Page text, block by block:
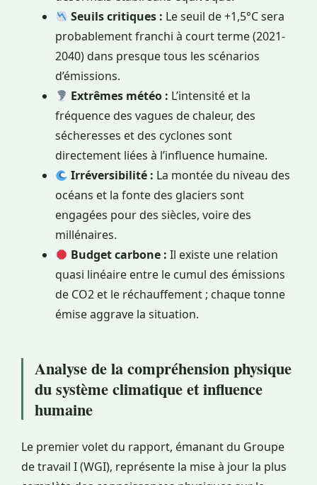
Seuils critiques : Le seuil de +1,5°C sera
probablement franchi à court terme (2021-
2040) dans presque tous les scénarios
d’émissions.
Extrêmes météo : L’intensité et la
fréquence des vagues de chaleur, des
sécheresses et des cyclones sont
directement liées à l’influence humaine.
Irréversibilité : La montée du niveau des
océans et la fonte des glaciers sont
engagées pour des siècles, voire des
millénaires.
Budget carbone : Il existe une relation
quasi linéaire entre le cumul des émissions
de CO2 et le réchauffement ; chaque tonne
émise aggrave la situation.
Analyse de la compréhension physique
du système climatique et influence
humaine
Le premier volet du rapport, émanant du Groupe
de travail I (WGI), représente la mise à jour la plus